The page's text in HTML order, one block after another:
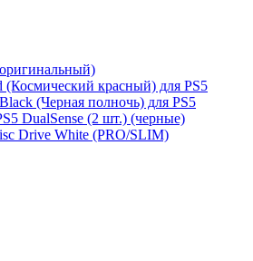
(Космический красный) для PS5
(Черная полночь) для PS5
DualSense (2 шт.) (черные)
Drive White (PRO/SLIM)